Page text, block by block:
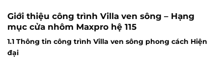
Giới thiệu công trình Villa ven sông – Hạng
mục cửa nhôm Maxpro hệ 115
1.1 Thông tin công trình Villa ven sông phong cách Hiện
đại